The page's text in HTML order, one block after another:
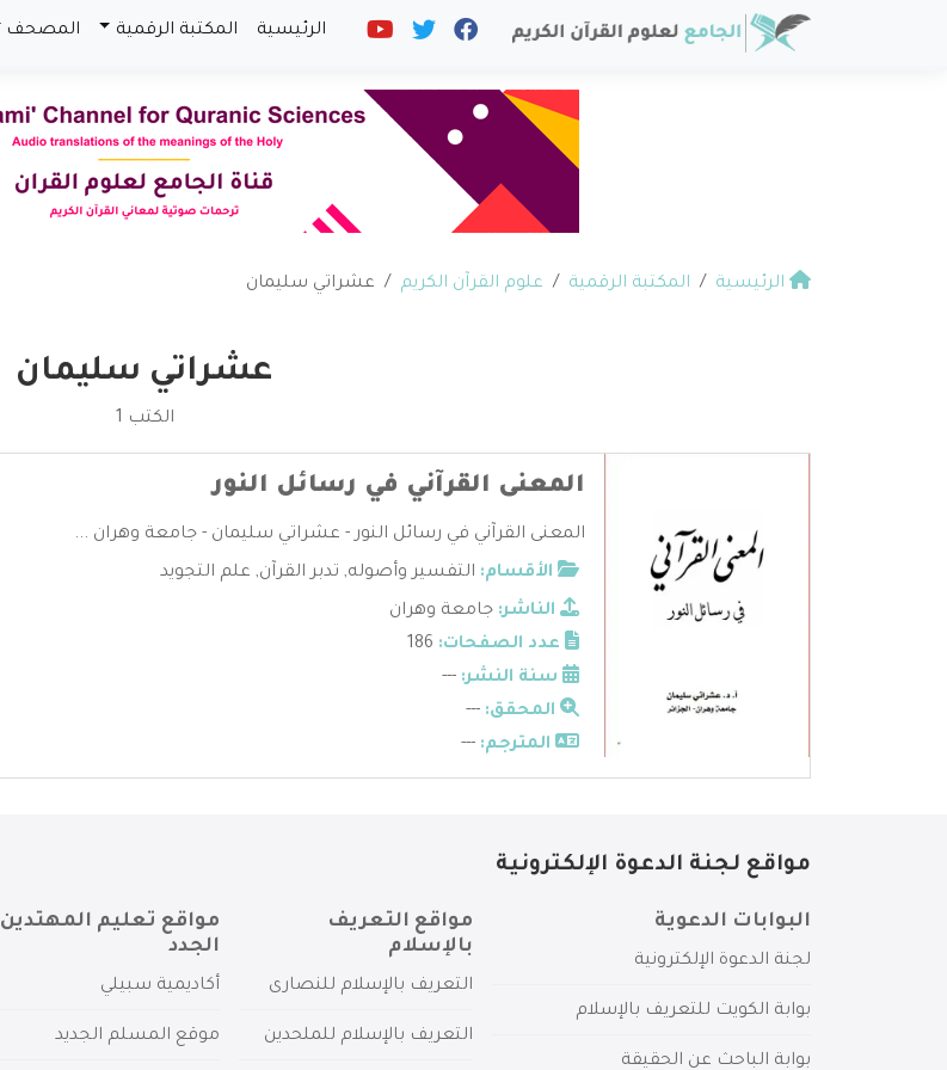
الرئيسية المكتبة الرقمية المصحف
الرئيسية المكتبة الرقمية علوم القرآن الكريم عشراتي سليمان
عشراتي سليمان
الكتب 1
المعنى القرآني في رسائل النور
المعنى القرآني في رسائل النور - عشراتي سليمان - جامعة وهران ...
الأقسام: التفسير وأصوله, تدبر القرآن, علم التجويد
الناشر: جامعة وهران
عدد الصفحات:
سنة النشر: ---
المحقق: ---
المترجم: ---
مواقع لجنة الدعوة الإلكترونية
البوابات الدعوية
لجنة الدعوة الإلكترونية
بوابة الكويت للتعريف بالإسلام
بوابة الباحث عن الحقيقة
مواقع التعريف
بالإسلام
التعريف بالإسلام للنصارى
التعريف بالإسلام للملحدين
مواقع تعليم المهتدين
الجدد
أكاديمية سبيلي
موقع المسلم الجديد